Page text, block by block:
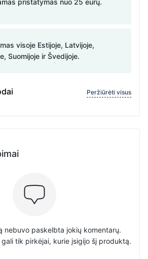
pristatymas nuo 25 eurų.
visoje Estijoje, Latvijoje,
Suomijoje ir Švedijoje.
Peržiūrėti visus
nebuvo paskelbta jokių komentarų.
tik pirkėjai, kurie įsigijo šį produktą.